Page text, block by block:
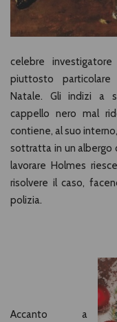
celebre
piuttosto
Natale. Gli indizi a
cappello nero mal
contiene, al suo
sottratta in un albergo
lavorare Holmes
risolvere il caso,
polizia.
Accanto a